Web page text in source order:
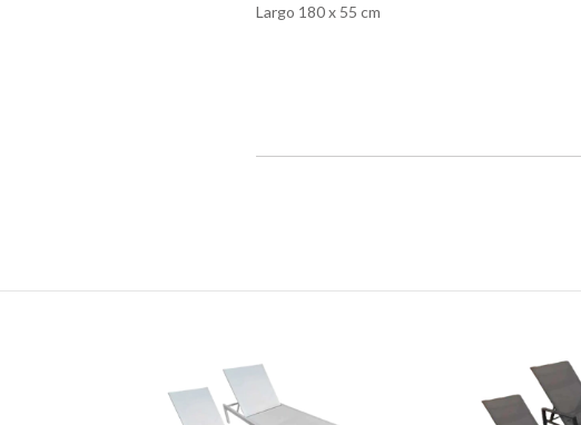
Largo 180 x 55 cm